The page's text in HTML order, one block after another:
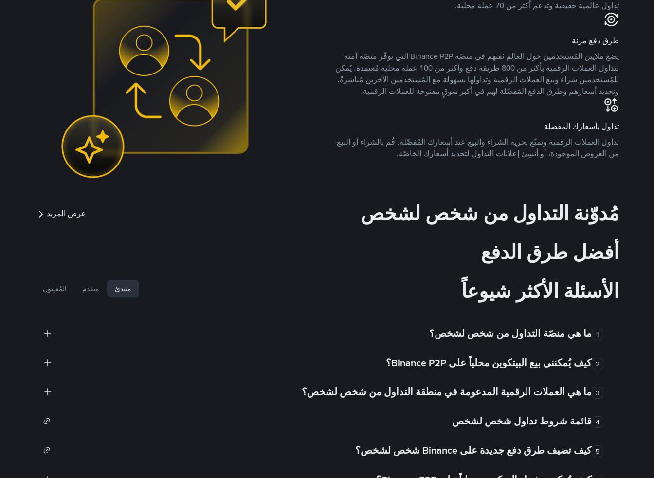
تداول عالمية حقيقية وتدعم أكثر من 70 عملة محلية.
طرق دفع مرنة
يضع ملايين المُستخدمين حول العالم ثقتهم في منصّة Binance P2P التي توفّر منصّة آمنة
لتداول العملات الرقمية بأكثر من 800 طريقة دفع وأكثر من 100 عملة محلية مُعتمدة. يُمكن
للمُستخدمين شراء وبيع العملات الرقمية وتداولها بسهولة مع المُستخدمين الآخرين مُباشرةً،
وتحديد أسعارهم وطرق الدفع المُفضّلة لهم في أكبر سوقٍ مفتوحة للعملات الرقمية.
تداول بأسعارك المفضلة
تداول العملات الرقمية وتمتّع بحرية الشراء والبيع عند أسعارك المُفضّلة. قُم بالشراء أو البيع
من العروض الموجودة، أو أنشِئ إعلانات التداول لتحديد أسعارك الخاصّة.
مُدوّنة التداول من شخص لشخص عرض المزيد
أفضل طرق الدفع
الأسئلة الأكثر شيوعاً
مبتدئ متقدم المُعلِنون
1 ما هي منصّة التداول من شخص لشخص؟
2 كيف يُمكنني بيع البيتكوين محلياً على Binance P2P؟
3 ما هي العملات الرقمية المدعومة في منطقة التداول من شخص لشخص؟
4 قائمة شروط تداول شخص لشخص
5 كيف تضيف طرق دفع جديدة على Binance شخص لشخص؟